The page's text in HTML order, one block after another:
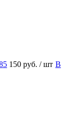
150 руб. / шт В